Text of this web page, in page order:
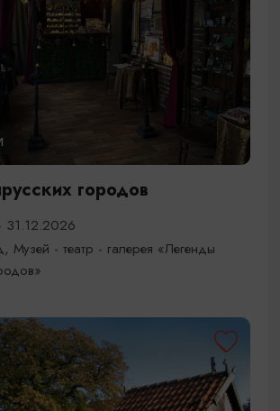
городов
31.12.2026
Музей - театр - галерея «Легенды